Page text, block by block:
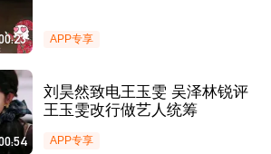
APP专享
刘昊然致电王玉雯 吴泽林锐评
王玉雯改行做艺人统筹
APP专享